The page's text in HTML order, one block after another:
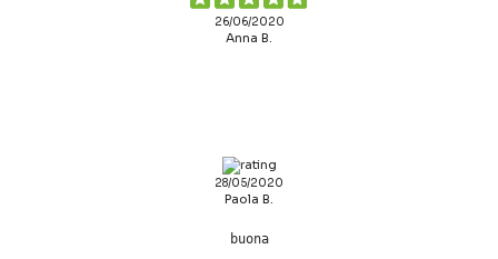
26/06/2020
Anna B.
28/05/2020
Paola B.
buona